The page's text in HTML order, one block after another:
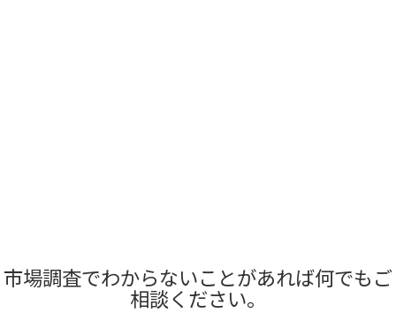
市場調査でわからないことがあれば何でもご
相談ください。